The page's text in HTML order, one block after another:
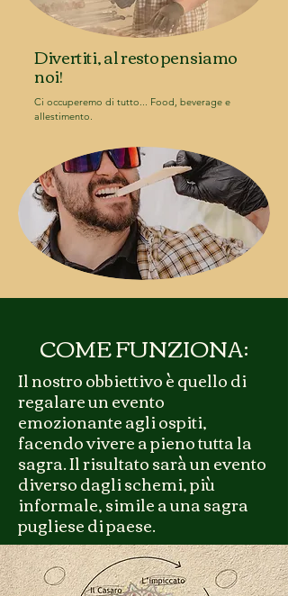
Divertiti, al resto pensiamo
noi!
Ci occuperemo di tutto... Food, beverage e
allestimento.
COME FUNZIONA:
Il nostro obbiettivo è quello di
regalare un evento
emozionante agli ospiti,
facendo vivere a pieno tutta la
sagra. Il risultato sarà un evento
diverso dagli schemi, più
informale, simile a una sagra
pugliese di paese.